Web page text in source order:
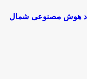
هوش مصنوعی شمال